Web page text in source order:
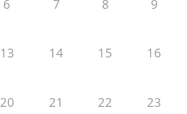
6 7 8 9
13 14 15 16
20 21 22 23